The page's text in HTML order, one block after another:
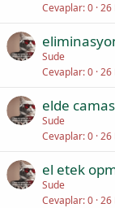
Cevaplar 0 26
Sude
Cevaplar 0 26
elde
Sude
Cevaplar 0 26
el etek
Sude
Cevaplar 0 26